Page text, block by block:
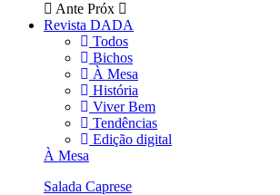
Ante Próx
Revista DADA
Todos
Bichos
À Mesa
História
Viver Bem
Tendências
Edição digital
À Mesa
Salada Caprese